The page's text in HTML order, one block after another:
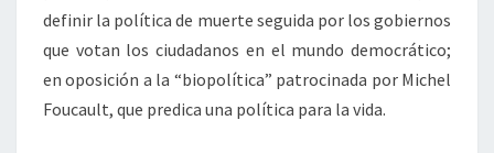
definir la política de muerte seguida por los gobiernos
que votan los ciudadanos en el mundo democrático;
en oposición a la “biopolítica” patrocinada por Michel
Foucault, que predica una política para la vida.